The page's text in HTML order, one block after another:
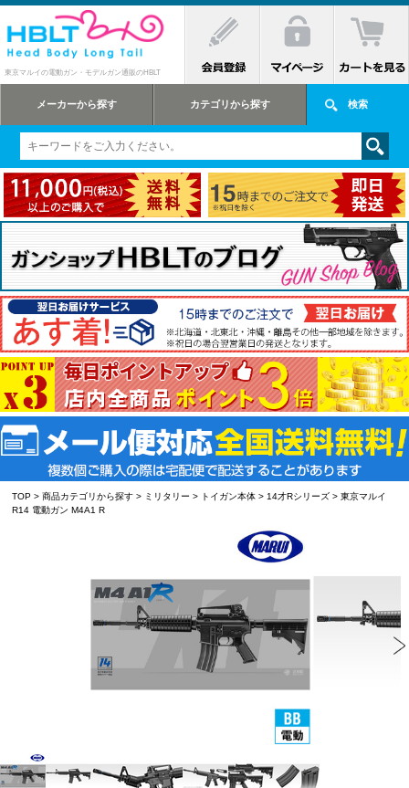
東京マルイの電動ガン・モデルガン通販のHBLT
メーカーから探す カテゴリから探す 検索
TOP >商品カテゴリから探す > ミリタリー > トイガン本体 > 14才Rシリーズ > 東京マルイ
R14 電動ガン M4A1 R